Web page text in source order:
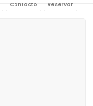
Contacto Reservar